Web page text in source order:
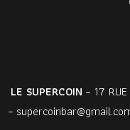
LE SUPERCOIN – 17
–